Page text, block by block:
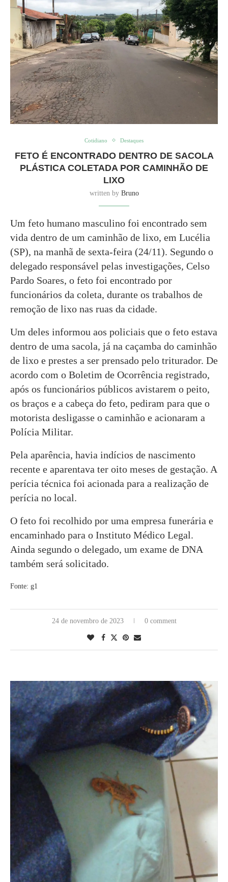
Cotidiano Destaques
FETO É ENCONTRADO DENTRO DE SACOLA
PLÁSTICA COLETADA POR CAMINHÃO DE
LIXO
written by Bruno
Um feto humano masculino foi encontrado sem
vida dentro de um caminhão de lixo, em Lucélia
(SP), na manhã de sexta-feira (24/11). Segundo o
delegado responsável pelas investigações, Celso
Pardo Soares, o feto foi encontrado por
funcionários da coleta, durante os trabalhos de
remoção de lixo nas ruas da cidade.
Um deles informou aos policiais que o feto estava
dentro de uma sacola, já na caçamba do caminhão
de lixo e prestes a ser prensado pelo triturador. De
acordo com o Boletim de Ocorrência registrado,
após os funcionários públicos avistarem o peito,
os braços e a cabeça do feto, pediram para que o
motorista desligasse o caminhão e acionaram a
Polícia Militar.
Pela aparência, havia indícios de nascimento
recente e aparentava ter oito meses de gestação. A
perícia técnica foi acionada para a realização de
perícia no local.
O feto foi recolhido por uma empresa funerária e
encaminhado para o Instituto Médico Legal.
Ainda segundo o delegado, um exame de DNA
também será solicitado.
Fonte: g1
24 de novembro de 2023 0 comment